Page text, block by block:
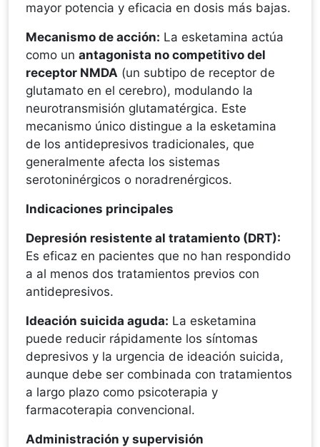
mayor potencia y eficacia en dosis más bajas.
Mecanismo de acción: La esketamina actúa
como un antagonista no competitivo del
receptor NMDA (un subtipo de receptor de
glutamato en el cerebro), modulando la
neurotransmisión glutamatérgica. Este
mecanismo único distingue a la esketamina
de los antidepresivos tradicionales, que
generalmente afecta los sistemas
serotoninérgicos o noradrenérgicos.
Indicaciones principales
Depresión resistente al tratamiento (DRT):
Es eficaz en pacientes que no han respondido
a al menos dos tratamientos previos con
antidepresivos.
Ideación suicida aguda: La esketamina
puede reducir rápidamente los síntomas
depresivos y la urgencia de ideación suicida,
aunque debe ser combinada con tratamientos
a largo plazo como psicoterapia y
farmacoterapia convencional.
Administración y supervisión